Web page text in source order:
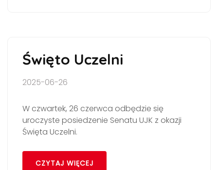
Święto Uczelni
2025-06-26
W czwartek, 26 czerwca odbędzie się
uroczyste posiedzenie Senatu UJK z okazji
Święta Uczelni.
CZYTAJ WIĘCEJ